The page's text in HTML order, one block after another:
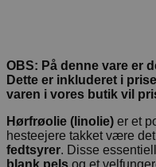
OBS: På denne vare er
Dette er inkluderet i
varen i vores butik vil
Hørfrøolie (linolie) er et
hesteejere takket være
fedtsyrer. Disse
blank pels og et